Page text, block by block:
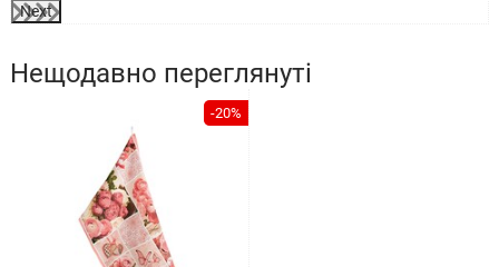
Next
Нещодавно переглянуті
-20%